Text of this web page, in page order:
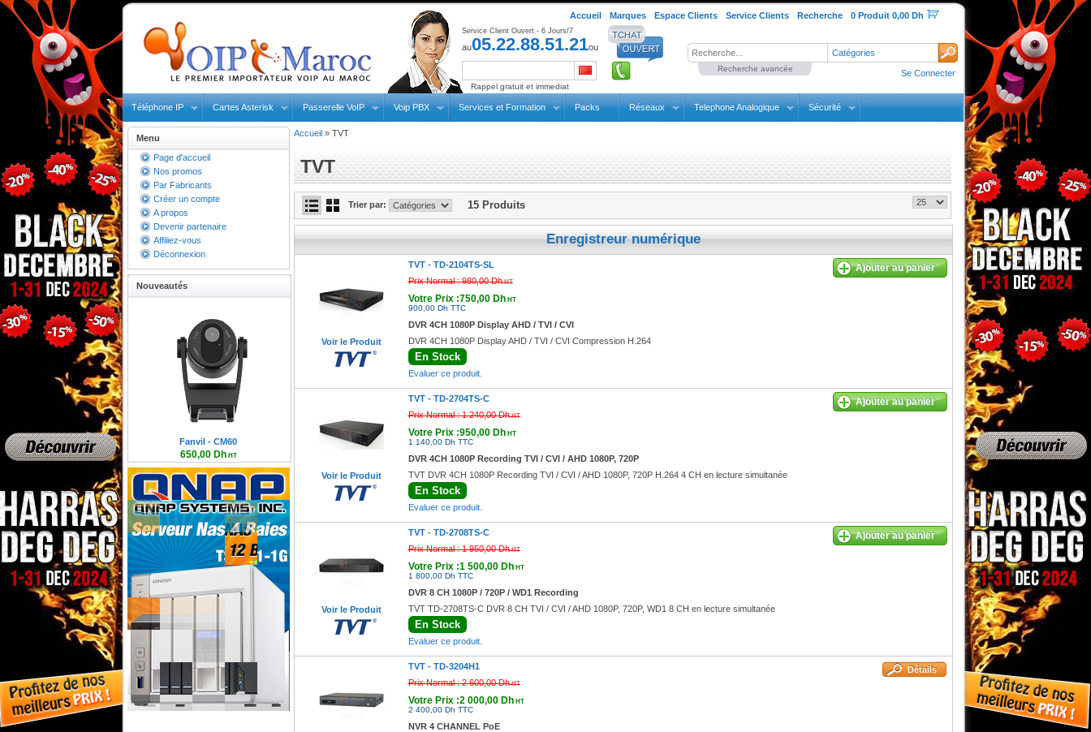
Accueil Marques Espace Clients Service Clients Recherche 0 Produit 0,00 Dh
Catégories
Recherche avancée
Service Client Ouvert - 6 Jours/7
au05.22.88.51.21ou
Rappel gratuit et immediat
Se Connecter
Téléphone IP Cartes Asterisk Passerelle VoIP Voip PBX Services et Formation Packs Réseaux Telephone Analogique Sécurité
Menu
Page d'accueil
Nos promos
Par Fabricants
Créer un compte
A propos
Devenir partenaire
Affiliez-vous
Déconnexion
Nouveautés
Fanvil - CM60
650,00 DhHT
780,00 Dh TTC
Accueil» TVT
TVT
Trier par: 15 Produits
Enregistreur numérique
Voir le Produit
TVT - TD-2104TS-SL
Prix Normal :980,00 DhHT
Votre Prix :750,00 DhHT
900,00 Dh TTC
Ajouter au panier
DVR 4CH 1080P Display AHD / TVI / CVI
DVR 4CH 1080P Display AHD / TVI / CVI Compression H.264
En Stock
Evaluer ce produit.
Voir le Produit
TVT - TD-2704TS-C
Prix Normal :1 240,00 DhHT
Votre Prix :950,00 DhHT
1 140,00 Dh TTC
Ajouter au panier
DVR 4CH 1080P Recording TVI / CVI / AHD 1080P, 720P
TVT DVR 4CH 1080P Recording TVI / CVI / AHD 1080P, 720P H.264 4 CH en lecture simultanée
En Stock
Evaluer ce produit.
Voir le Produit
TVT - TD-2708TS-C
Prix Normal :1 950,00 DhHT
Votre Prix :1 500,00 DhHT
1 800,00 Dh TTC
Ajouter au panier
DVR 8 CH 1080P / 720P / WD1 Recording
TVT TD-2708TS-C DVR 8 CH TVI / CVI / AHD 1080P, 720P, WD1 8 CH en lecture simultanée
En Stock
Evaluer ce produit.
TVT - TD-3204H1
Prix Normal :2 600,00 DhHT
Votre Prix :2 000,00 DhHT
2 400,00 Dh TTC
Détails
NVR 4 CHANNEL PoE